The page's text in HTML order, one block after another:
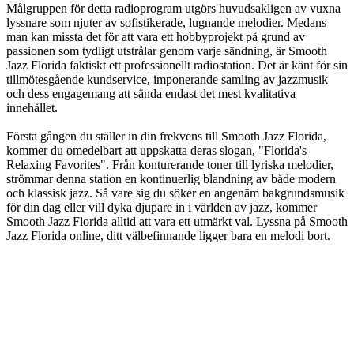
Målgruppen för detta radioprogram utgörs huvudsakligen av vuxna
lyssnare som njuter av sofistikerade, lugnande melodier. Medans
man kan missta det för att vara ett hobbyprojekt på grund av
passionen som tydligt utstrålar genom varje sändning, är Smooth
Jazz Florida faktiskt ett professionellt radiostation. Det är känt för sin
tillmötesgående kundservice, imponerande samling av jazzmusik
och dess engagemang att sända endast det mest kvalitativa
innehållet.
Första gången du ställer in din frekvens till Smooth Jazz Florida,
kommer du omedelbart att uppskatta deras slogan, "Florida's
Relaxing Favorites". Från konturerande toner till lyriska melodier,
strömmar denna station en kontinuerlig blandning av både modern
och klassisk jazz. Så vare sig du söker en angenäm bakgrundsmusik
för din dag eller vill dyka djupare in i världen av jazz, kommer
Smooth Jazz Florida alltid att vara ett utmärkt val. Lyssna på Smooth
Jazz Florida online, ditt välbefinnande ligger bara en melodi bort.